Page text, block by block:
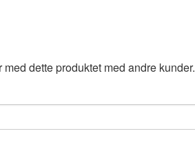
dette produktet med andre kunder.